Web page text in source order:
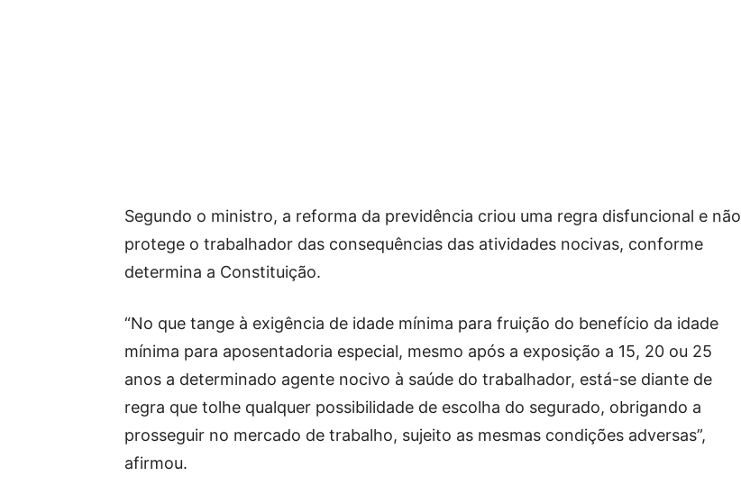
Segundo o ministro, a reforma da previdência criou uma regra disfuncional e não
protege o trabalhador das consequências das atividades nocivas, conforme
determina a Constituição.
“No que tange à exigência de idade mínima para fruição do benefício da idade
mínima para aposentadoria especial, mesmo após a exposição a 15, 20 ou 25
anos a determinado agente nocivo à saúde do trabalhador, está-se diante de
regra que tolhe qualquer possibilidade de escolha do segurado, obrigando a
prosseguir no mercado de trabalho, sujeito as mesmas condições adversas”,
afirmou.